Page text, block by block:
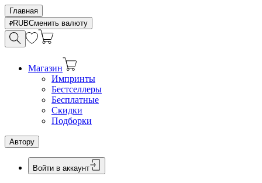
Главная
RUBСменить валюту
Магазин
Импринты
Бестселлеры
Бесплатные
Скидки
Подборки
Автору
Войти в аккаунт